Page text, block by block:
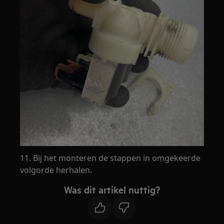
11. Bij het monteren de stappen in omgekeerde
volgorde herhalen.
Was dit artikel nuttig?